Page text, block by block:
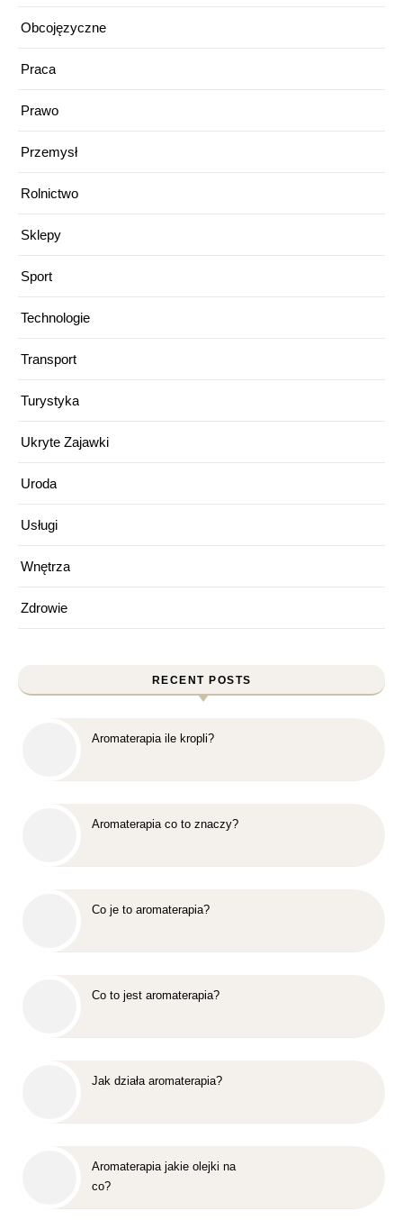
Obcojęzyczne
Praca
Prawo
Przemysł
Rolnictwo
Sklepy
Sport
Technologie
Transport
Turystyka
Ukryte Zajawki
Uroda
Usługi
Wnętrza
Zdrowie
RECENT POSTS
Aromaterapia ile kropli?
Aromaterapia co to znaczy?
Co je to aromaterapia?
Co to jest aromaterapia?
Jak działa aromaterapia?
Aromaterapia jakie olejki na
co?